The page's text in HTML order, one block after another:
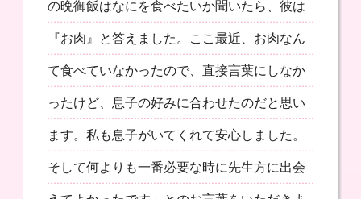
の晩御飯はなにを食べたいか聞いたら、彼は
『お肉』と答えました。ここ最近、お肉なん
て食べていなかったので、直接言葉にしなか
ったけど、息子の好みに合わせたのだと思い
ます。私も息子がいてくれて安心しました。
そして何よりも一番必要な時に先生方に出会